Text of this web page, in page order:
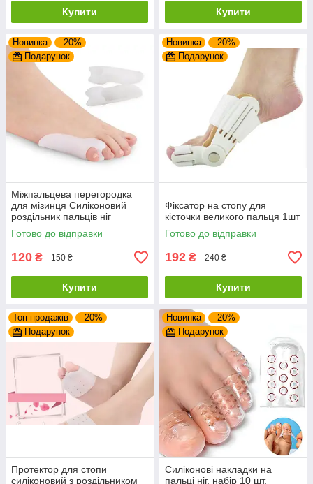
Купити Купити
Новинка
–20%
Подарунок
Міжпальцева перегородка
для мізинця Силіконовий
роздільник пальців ніг
Готово до відправки
120 ₴ 150 ₴
Купити
Новинка
–20%
Подарунок
Фіксатор на стопу для
кісточки великого пальця 1шт
Готово до відправки
192 ₴ 240 ₴
Купити
Топ продажів
–20%
Подарунок
Протектор для стопи
силіконовий з роздільником
Новинка
–20%
Подарунок
Силіконові накладки на
пальці ніг, набір 10 шт,